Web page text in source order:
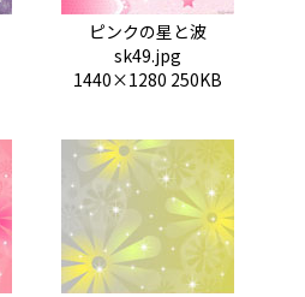
ピンクの星と波
sk49.jpg
1440×1280 250KB